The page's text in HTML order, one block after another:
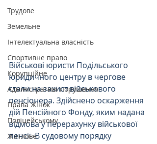
Трудове
Земельне
Інтелектуальна власність
Спортивне право
Корупційне
Адміністративі порушення
Права Жінок
Поліцейському
Житлове
Військові юристи Подільського
юридичного центру в чергове
стали на захист військового
пенсіонера. Здійснено оскарження
дій Пенсійного Фонду, яким надана
відмова у перерахунку військової
пенсії. В судовому порядку